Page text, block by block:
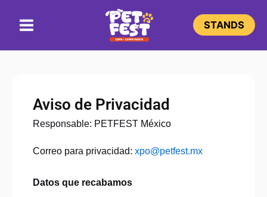
contenido
Menu
STANDS
Aviso de Privacidad
Responsable: PETFEST México
Correo para privacidad: xpo@petfest.mx
Datos que recabamos